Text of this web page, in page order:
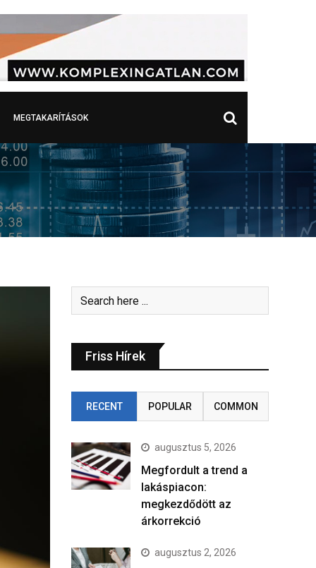
MEGTAKARÍTÁSOK
Friss Hírek
RECENT POPULAR COMMON
augusztus 5, 2026
Megfordult a trend a
lakáspiacon:
megkezdődött az
árkorrekció
augusztus 2, 2026